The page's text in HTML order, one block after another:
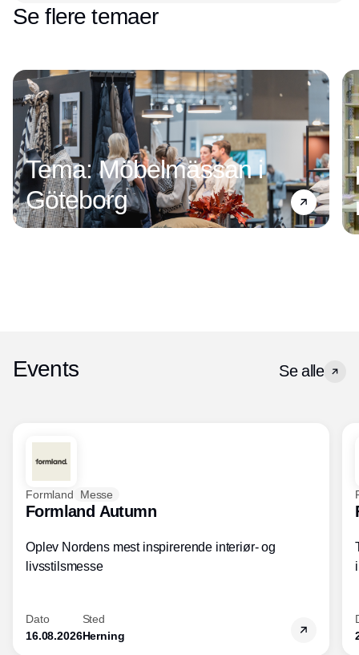
Se flere temaer
Tema: Möbelmässan i
Göteborg
Events Se alle
Formland Messe
Formland Autumn
Oplev Nordens mest inspirerende interiør- og
livsstilsmesse
Dato
16.08.2026
Sted
Herning